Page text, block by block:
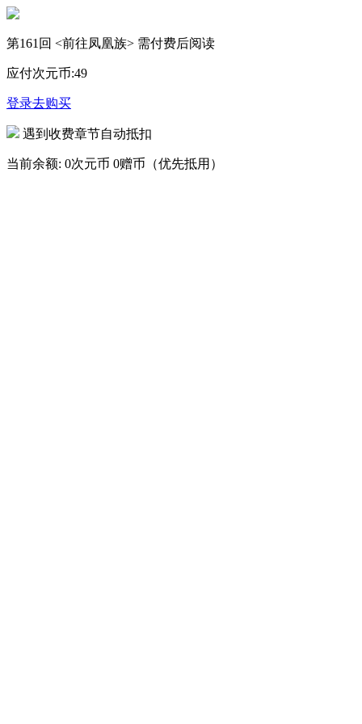
第161回 <前往凤凰族> 需付费后阅读
应付次元币:49
登录去购买
遇到收费章节自动抵扣
当前余额: 0次元币 0赠币（优先抵用）